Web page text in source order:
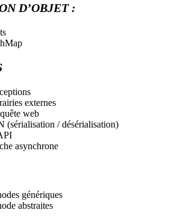
D’OBJET :
externes
web
(sérialisation / désérialisation)
asynchrone
génériques
abstraites